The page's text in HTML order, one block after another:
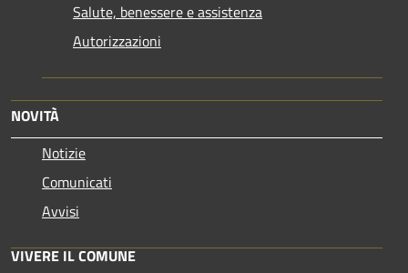
Salute, benessere e assistenza
Autorizzazioni
NOVITÀ
Notizie
Comunicati
Avvisi
VIVERE IL COMUNE